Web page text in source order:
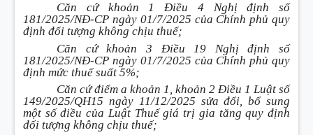
Căn cứ khoản 1 Điều 4 Nghị định số
181/2025/NĐ-CP ngày 01/7/2025 của Chính phủ quy
định đối tượng không chịu thuế;
Căn cứ khoản 3 Điều 19 Nghị định số
181/2025/NĐ-CP ngày 01/7/2025 của Chính phủ quy
định mức thuế suất 5%;
Căn cứ điểm a khoản 1, khoản 2 Điều 1 Luật số
149/2025/QH15 ngày 11/12/2025 sửa đổi, bổ sung
một số điều của Luật Thuế giá trị gia tăng quy định
đối tượng không chịu thuế;